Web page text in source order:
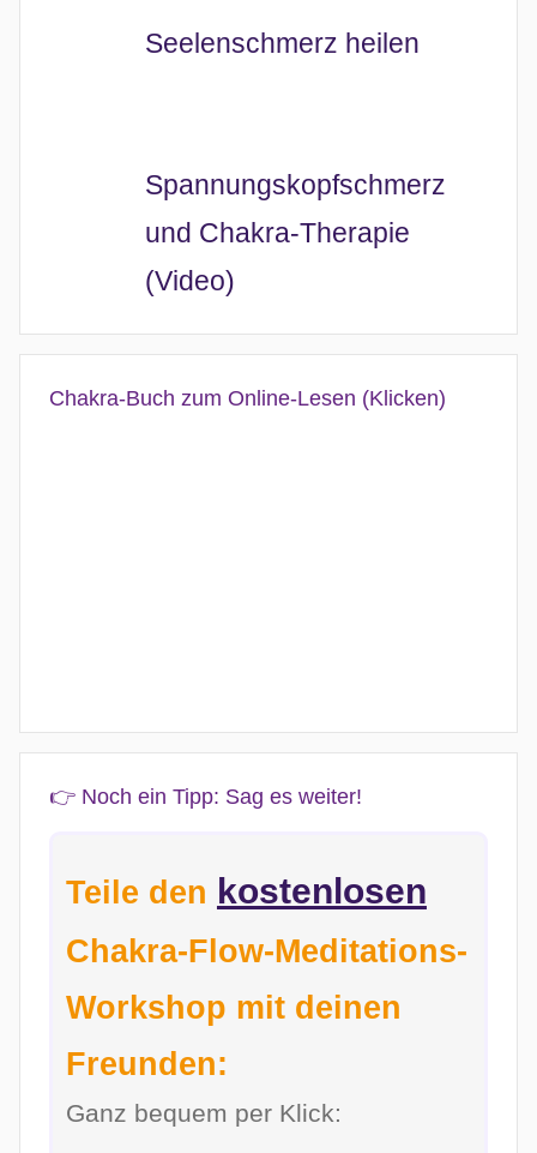
Seelenschmerz heilen
Spannungskopfschmerz
und Chakra-Therapie
(Video)
Chakra-Buch zum Online-Lesen (Klicken)
👉 Noch ein Tipp: Sag es weiter!
Teile den kostenlosen
Chakra-Flow-Meditations-
Workshop mit deinen
Freunden:
Ganz bequem per Klick: